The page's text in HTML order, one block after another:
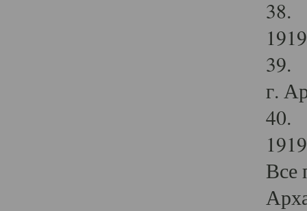
38.
39.
г.
40.
Все